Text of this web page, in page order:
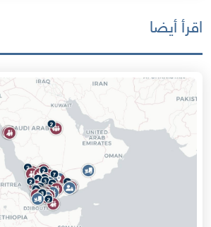
اقرأ أيضا